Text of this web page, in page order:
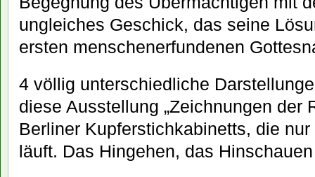
ungleiches Geschick, das seine
ersten menschenerfundenen
4 völlig unterschiedliche
diese Ausstellung „Zeichnungen der
Berliner Kupferstichkabinetts, die
läuft. Das Hingehen, das